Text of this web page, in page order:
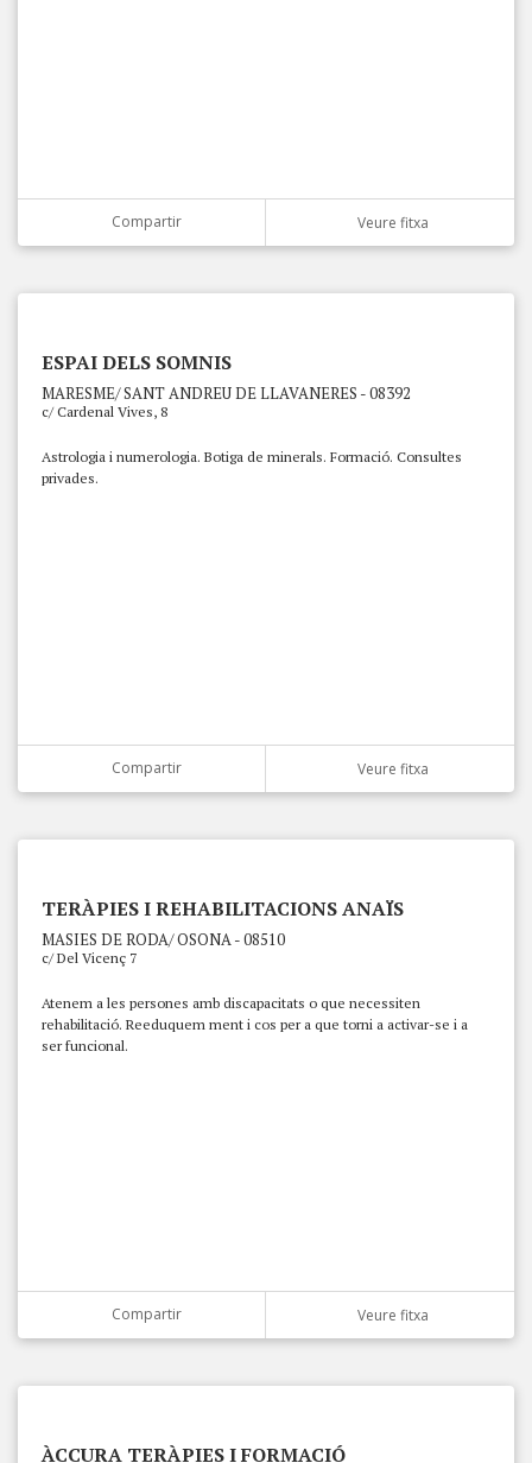
Compartir Veure fitxa
ESPAI DELS SOMNIS
MARESME/ SANT ANDREU DE LLAVANERES - 08392
c/ Cardenal Vives, 8
Astrologia i numerologia. Botiga de minerals. Formació. Consultes
privades.
Compartir Veure fitxa
TERÀPIES I REHABILITACIONS ANAÏS
MASIES DE RODA/ OSONA - 08510
c/ Del Vicenç 7
Atenem a les persones amb discapacitats o que necessiten
rehabilitació. Reeduquem ment i cos per a que torni a activar-se i a
ser funcional.
Compartir Veure fitxa
ÀCCURA TERÀPIES I FORMACIÓ